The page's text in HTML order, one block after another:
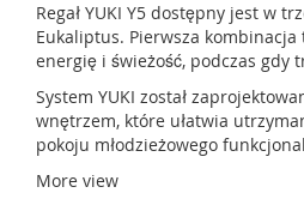
Regał YUKI Y5 dostępny jest w
Eukaliptus. Pierwsza
energię i świeżość, podczas gdy
System YUKI został
wnętrzem, które ułatwia
pokoju młodzieżowego
More view